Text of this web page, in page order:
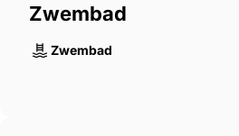
Zwembad
Zwembad